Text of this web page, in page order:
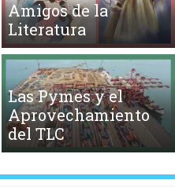
Amigos de la
Literatura
Las Pymes y el
Aprovechamiento
del TLC